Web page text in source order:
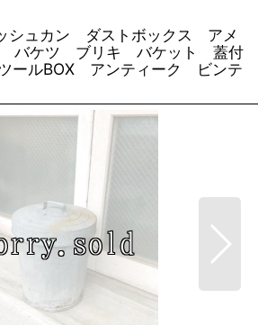
ュカン ダストボックス アメ
バケツ ブリキ バケット 蓋付
ールBOX アンティーク ビンテ